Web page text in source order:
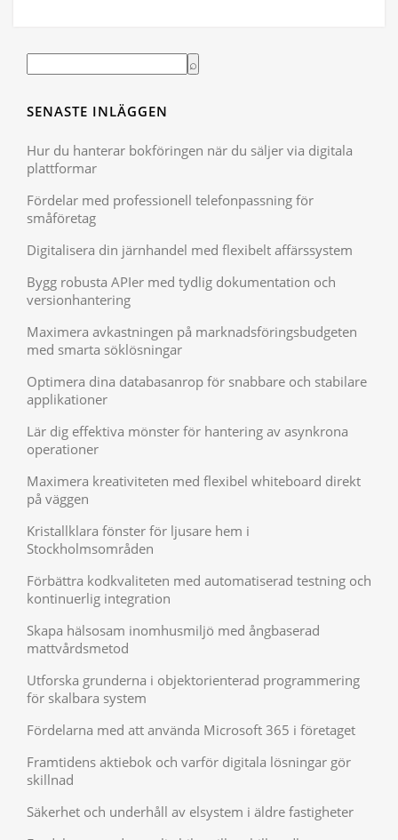
SENASTE INLÄGGEN
Hur du hanterar bokföringen när du säljer via digitala
plattformar
Fördelar med professionell telefonpassning för
småföretag
Digitalisera din järnhandel med flexibelt affärssystem
Bygg robusta APIer med tydlig dokumentation och
versionhantering
Maximera avkastningen på marknadsföringsbudgeten
med smarta söklösningar
Optimera dina databasanrop för snabbare och stabilare
applikationer
Lär dig effektiva mönster för hantering av asynkrona
operationer
Maximera kreativiteten med flexibel whiteboard direkt
på väggen
Kristallklara fönster för ljusare hem i
Stockholmsområden
Förbättra kodkvaliteten med automatiserad testning och
kontinuerlig integration
Skapa hälsosam inomhusmiljö med ångbaserad
mattvårdsmetod
Utforska grunderna i objektorienterad programmering
för skalbara system
Fördelarna med att använda Microsoft 365 i företaget
Framtidens aktiebok och varför digitala lösningar gör
skillnad
Säkerhet och underhåll av elsystem i äldre fastigheter